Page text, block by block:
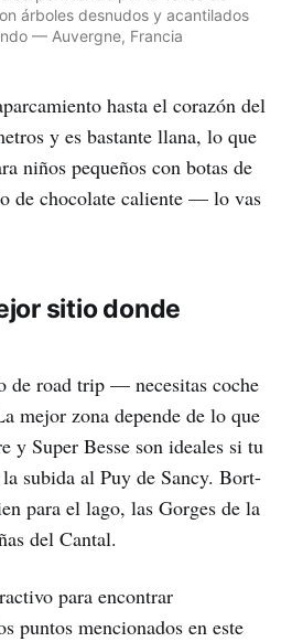
árboles desnudos y acantilados
— Auvergne, Francia
hasta el corazón del
y es bastante llana, lo que
niños pequeños con botas de
de chocolate caliente — lo vas
sitio donde
de road trip — necesitas coche
mejor zona depende de lo que
y Super Besse son ideales si tu
subida al Puy de Sancy. Bort-
para el lago, las Gorges de la
del Cantal.
para encontrar
puntos mencionados en este